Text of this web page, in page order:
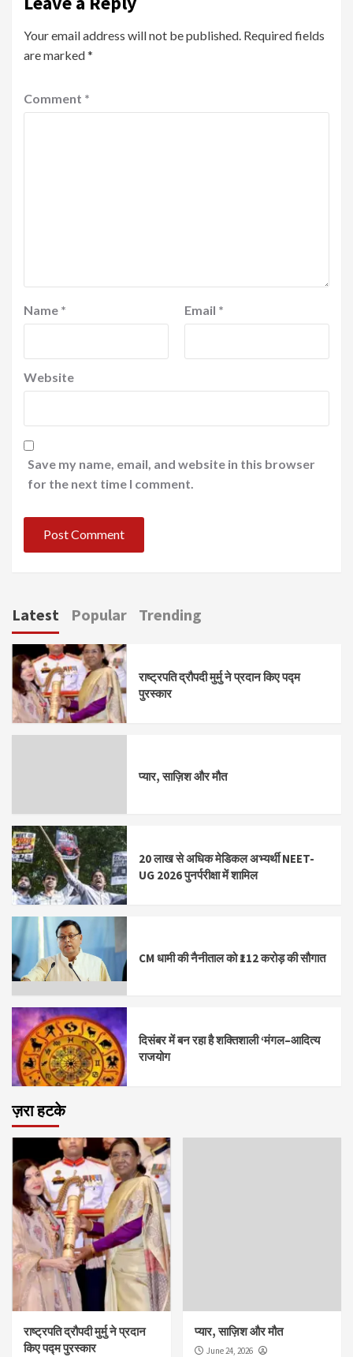
Your email address will not be published. Required fields
are marked*
Comment *
Name * Email *
Website
Save my name, email, and website in this browser
for the next time I comment.
Latest Popular Trending
राष्ट्रपति द्रौपदी मुर्मु ने प्रदान किए पद्म
पुरस्कार
प्यार, साज़िश और मौत
20 लाख से अधिक मेडिकल अभ्यर्थी NEET-
UG 2026 पुनर्परीक्षा में शामिल
CM धामी की नैनीताल को ₹112 करोड़ की सौगात
दिसंबर में बन रहा है शक्तिशाली ‘मंगल–आदित्य
राजयोग
ज़रा हटके
राष्ट्रपति द्रौपदी मुर्मु ने प्रदान
किए पद्म पुरस्कार
प्यार, साज़िश और मौत
June 24, 2026